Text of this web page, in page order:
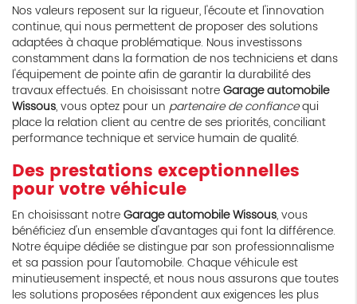
Nos valeurs reposent sur la rigueur, l'écoute et l'innovation
continue, qui nous permettent de proposer des solutions
adaptées à chaque problématique. Nous investissons
constamment dans la formation de nos techniciens et dans
l'équipement de pointe afin de garantir la durabilité des
travaux effectués. En choisissant notreGarage automobile
Wissous, vous optez pour un partenaire de confiancequi
place la relation client au centre de ses priorités, conciliant
performance technique et service humain de qualité.
Des prestations exceptionnelles
pour votre véhicule
En choisissant notreGarage automobile Wissous, vous
bénéficiez d'un ensemble d'avantages qui font la différence.
Notre équipe dédiée se distingue par son professionnalisme
et sa passion pour l'automobile. Chaque véhicule est
minutieusement inspecté, et nous nous assurons que toutes
les solutions proposées répondent aux exigences les plus